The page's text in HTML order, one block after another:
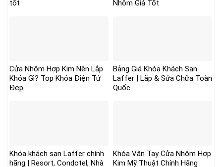
tốt
Nhôm Giá Tốt
Cửa Nhôm Hợp Kim Nên Lắp
Khóa Gì? Top Khóa Điện Tử
Đẹp
Bảng Giá Khóa Khách Sạn
Laffer | Lắp & Sửa Chữa Toàn
Quốc
Khóa khách sạn Laffer chính
hãng | Resort, Condotel, Nhà
Khóa Vân Tay Cửa Nhôm Hợp
Kim Mỹ Thuật Chính Hãng